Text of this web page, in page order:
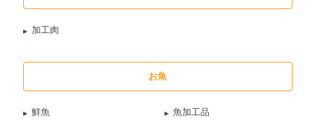
加工肉
お魚
鮮魚 魚加工品